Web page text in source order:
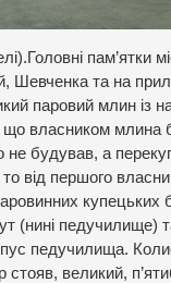
пам’ятки
Шевченка та на
паровий млин із
власником млина
не будував, а
від першого
купецьких
(нині педучилище)
педучилища.
великий,